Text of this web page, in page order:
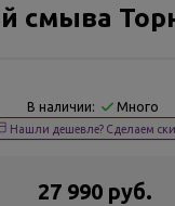
смыва
В наличии: Много
Нашли дешевле? Сделаем
27 990 руб.